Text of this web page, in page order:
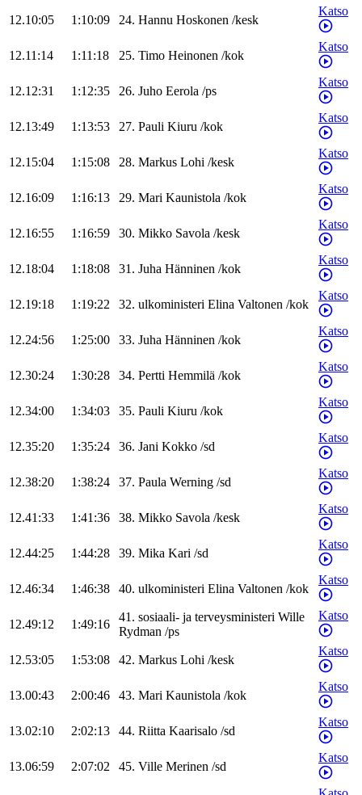
12.10:05 1:10:09 24. Hannu Hoskonen /kesk
Katso
12.11:14 1:11:18 25. Timo Heinonen /kok
Katso
12.12:31 1:12:35 26. Juho Eerola /ps
Katso
12.13:49 1:13:53 27. Pauli Kiuru /kok
Katso
12.15:04 1:15:08 28. Markus Lohi /kesk
Katso
12.16:09 1:16:13 29. Mari Kaunistola /kok
Katso
12.16:55 1:16:59 30. Mikko Savola /kesk
Katso
12.18:04 1:18:08 31. Juha Hänninen /kok
Katso
12.19:18 1:19:22 32. ulkoministeri Elina Valtonen /kok
Katso
12.24:56 1:25:00 33. Juha Hänninen /kok
Katso
12.30:24 1:30:28 34. Pertti Hemmilä /kok
Katso
12.34:00 1:34:03 35. Pauli Kiuru /kok
Katso
12.35:20 1:35:24 36. Jani Kokko /sd
Katso
12.38:20 1:38:24 37. Paula Werning /sd
Katso
12.41:33 1:41:36 38. Mikko Savola /kesk
Katso
12.44:25 1:44:28 39. Mika Kari /sd
Katso
12.46:34 1:46:38 40. ulkoministeri Elina Valtonen /kok
Katso
12.49:12 1:49:16
41. sosiaali- ja terveysministeri Wille
Rydman /ps
Katso
12.53:05 1:53:08 42. Markus Lohi /kesk
Katso
13.00:43 2:00:46 43. Mari Kaunistola /kok
Katso
13.02:10 2:02:13 44. Riitta Kaarisalo /sd
Katso
13.06:59 2:07:02 45. Ville Merinen /sd
Katso